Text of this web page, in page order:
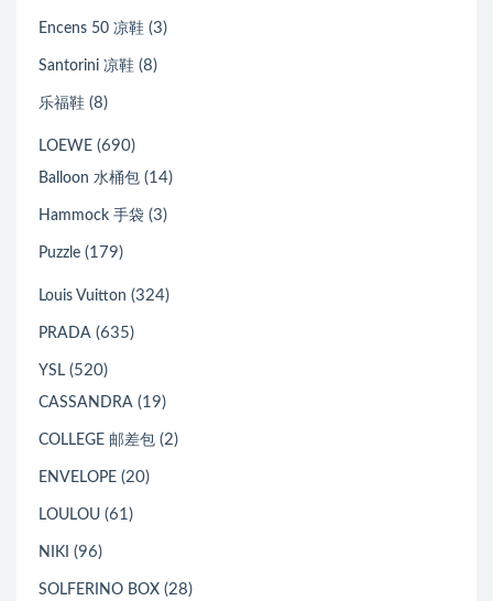
Encens 50 凉鞋 (3)
Santorini 凉鞋 (8)
乐福鞋 (8)
LOEWE (690)
Balloon 水桶包 (14)
Hammock 手袋 (3)
Puzzle (179)
Louis Vuitton (324)
PRADA (635)
YSL (520)
CASSANDRA (19)
COLLEGE 邮差包 (2)
ENVELOPE (20)
LOULOU (61)
NIKI (96)
SOLFERINO BOX (28)